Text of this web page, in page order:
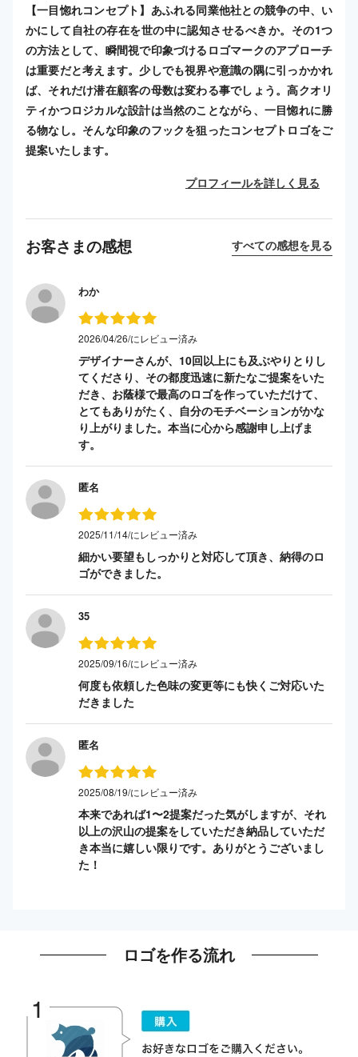
【一目惚れコンセプト】あふれる同業他社との競争の中、い
かにして自社の存在を世の中に認知させるべきか。その1つ
の方法として、瞬間視で印象づけるロゴマークのアプローチ
は重要だと考えます。少しでも視界や意識の隅に引っかかれ
ば、それだけ潜在顧客の母数は変わる事でしょう。高クオリ
ティかつロジカルな設計は当然のことながら、一目惚れに勝
る物なし。そんな印象のフックを狙ったコンセプトロゴをご
提案いたします。
プロフィールを詳しく見る
お客さまの感想 すべての感想を見る
わか
2026/04/26/にレビュー済み
デザイナーさんが、10回以上にも及ぶやりとりし
てくださり、その都度迅速に新たなご提案をいた
だき、お蔭様で最高のロゴを作っていただけて、
とてもありがたく、自分のモチベーションがかな
り上がりました。本当に心から感謝申し上げま
す。
匿名
2025/11/14/にレビュー済み
細かい要望もしっかりと対応して頂き、納得のロ
ゴができました。
35
2025/09/16/にレビュー済み
何度も依頼した色味の変更等にも快くご対応いた
だきました
匿名
2025/08/19/にレビュー済み
本来であれば1〜2提案だった気がしますが、それ
以上の沢山の提案をしていただき納品していただ
き本当に嬉しい限りです。ありがとうございまし
た！
ロゴを作る流れ